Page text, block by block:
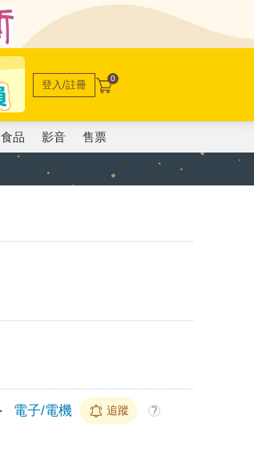
登入/註冊 0
品 影音 售票
電子/電機 追蹤 ?